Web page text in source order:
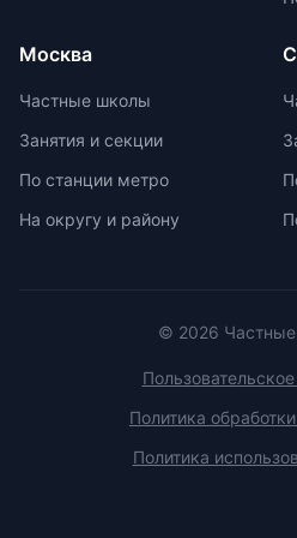
Москва
Частные школы
Занятия и секции
По станции метро
На округу и району
© 2026
Политика
Политика